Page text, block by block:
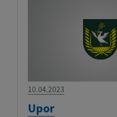
10.04.2023
Upor